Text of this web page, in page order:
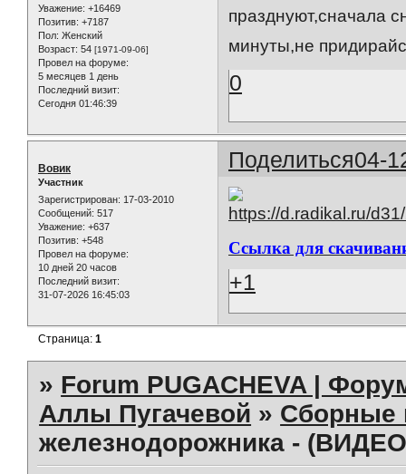
Уважение: +16469
Позитив: +7187
Пол: Женский
Возраст: 54 [1971-09-06]
Провел на форуме:
5 месяцев 1 день
Последний визит:
Сегодня 01:46:39
празднуют,сначала
минуты,не
0
Поделиться04-
Вовик
Участник
Зарегистрирован: 17-03-2010
Сообщений: 517
Уважение: +637
Позитив: +548
Провел на форуме:
10 дней 20 часов
Последний визит:
31-07-2026 16:45:03
Ссылка для
+1
Страница:1
» Forum PUGACHEVA |
Аллы Пугачевой » Сборные
железнодорожника -